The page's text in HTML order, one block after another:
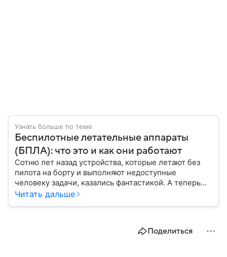
Узнать больше по теме
Беспилотные летательные аппараты
(БПЛА): что это и как они работают
Сотню лет назад устройства, которые летают без
пилота на борту и выполняют недоступные
человеку задачи, казались фантастикой. А теперь
они стали реальностью: собрали главное о
Читать дальше
Поделиться